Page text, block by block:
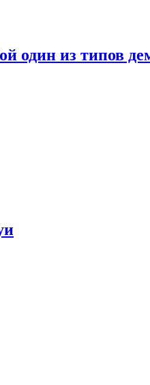
один из типов